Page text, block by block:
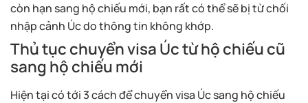
còn hạn sang hộ chiếu mới, bạn rất có thể sẽ bị từ chối
nhập cảnh Úc do thông tin không khớp.
Thủ tục chuyển visa Úc từ hộ chiếu cũ
sang hộ chiếu mới
Hiện tại có tới 3 cách để chuyển visa Úc sang hộ chiếu